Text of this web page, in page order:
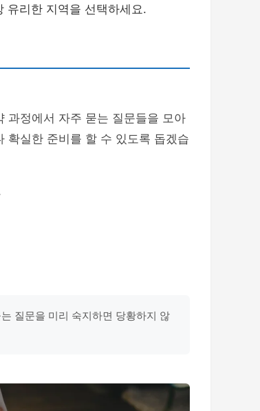
유리한 지역을 선택하세요.
과정에서 자주 묻는 질문들을 모아
확실한 준비를 할 수 있도록 돕겠습
질문을 미리 숙지하면 당황하지 않